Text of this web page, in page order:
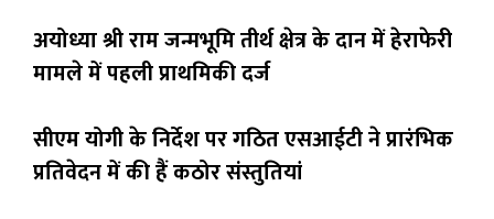
अयोध्या श्री राम जन्मभूमि तीर्थ क्षेत्र के दान में हेराफेरी
मामले में पहली प्राथमिकी दर्ज
सीएम योगी के निर्देश पर गठित एसआईटी ने प्रारंभिक
प्रतिवेदन में की हैं कठोर संस्तुतियां